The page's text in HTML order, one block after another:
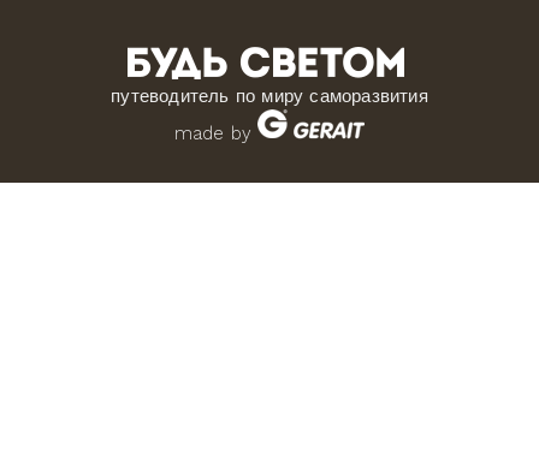
путеводитель по миру саморазвития
made by